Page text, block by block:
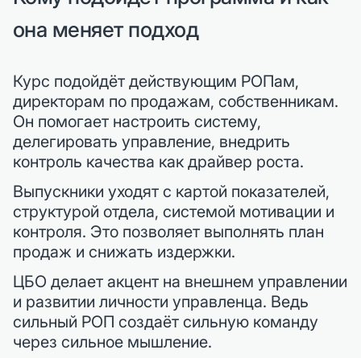
она меняет подход
Курс подойдёт действующим РОПам,
директорам по продажам, собственникам.
Он помогает настроить систему,
делегировать управление, внедрить
контроль качества как драйвер роста.
Выпускники уходят с картой показателей,
структурой отдела, системой мотивации и
контроля. Это позволяет выполнять план
продаж и снижать издержки.
ЦБО делает акцент на внешнем управлении
и развитии личности управленца. Ведь
сильный РОП создаёт сильную команду
через сильное мышление.